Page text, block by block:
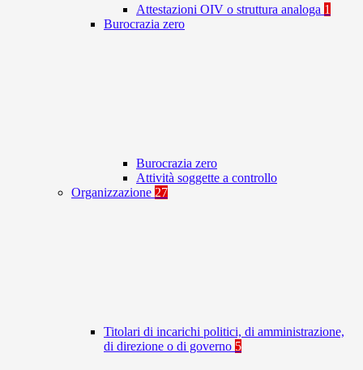
Attestazioni OIV o struttura analoga 1
Burocrazia zero
Burocrazia zero
Attività soggette a controllo
Organizzazione 27
Titolari di incarichi politici, di amministrazione,
di direzione o di governo 5